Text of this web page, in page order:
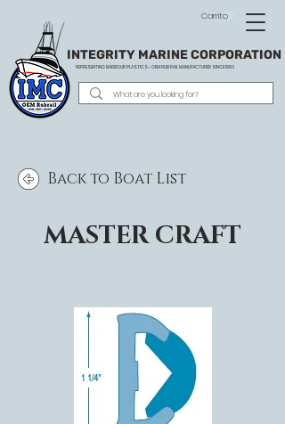
INTEGRITY MARINE CORPORATION
REPRESENTING BARBOUR PLASTICS - OEM RUB RAIL MANUFACTURER SINCE 1983
Carrito
Back to Boat List
MASTER CRAFT